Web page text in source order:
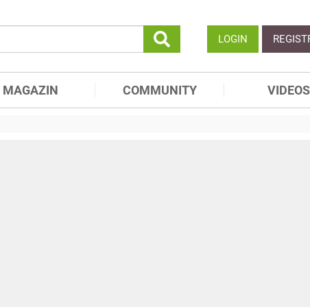
LOGIN
MAGAZIN COMMUNITY VIDEOS